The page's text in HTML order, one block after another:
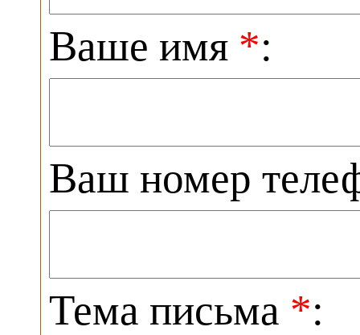
Ваше имя *:
Ваш номер
Тема письма *: